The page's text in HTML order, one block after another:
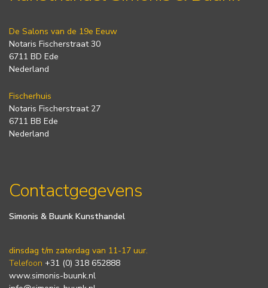
De Salons van de 19e Eeuw
Notaris Fischerstraat 30
6711 BD Ede
Nederland
Fischerhuis
Notaris Fischerstraat 27
6711 BB Ede
Nederland
Contactgegevens
Simonis & Buunk Kunsthandel
dinsdag t/m zaterdag van 11-17 uur.
Telefoon +31 (0) 318 652888
www.simonis-buunk.nl